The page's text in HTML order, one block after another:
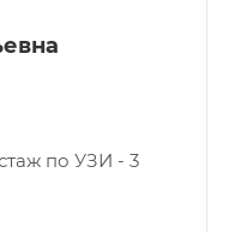
по УЗИ - 3